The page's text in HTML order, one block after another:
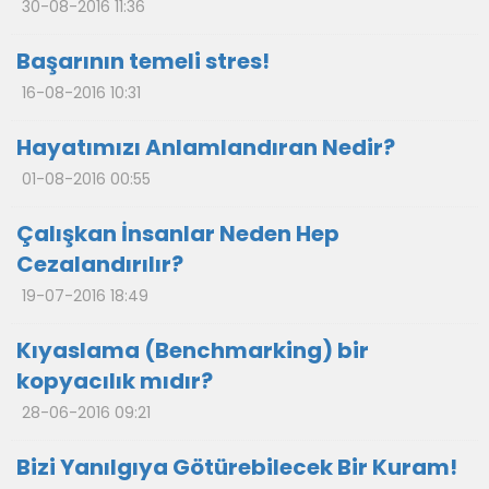
30-08-2016 11:36
Başarının temeli stres!
16-08-2016 10:31
Hayatımızı Anlamlandıran Nedir?
01-08-2016 00:55
Çalışkan İnsanlar Neden Hep
Cezalandırılır?
19-07-2016 18:49
Kıyaslama (Benchmarking) bir
kopyacılık mıdır?
28-06-2016 09:21
Bizi Yanılgıya Götürebilecek Bir Kuram!